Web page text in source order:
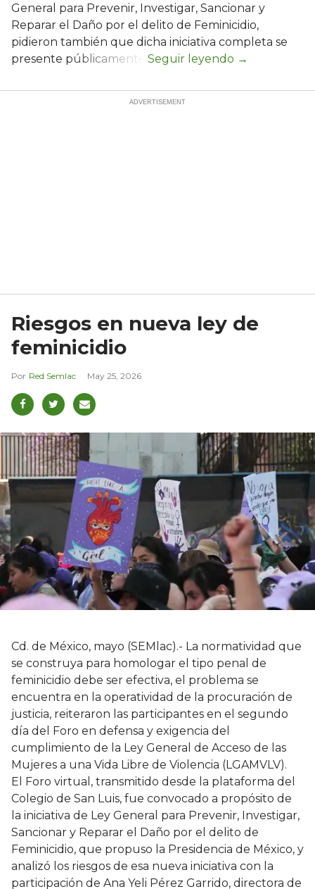
General para Prevenir, Investigar, Sancionar y
Reparar el Daño por el delito de Feminicidio,
pidieron también que dicha iniciativa completa se
presente públicamente.
Riesgos en nueva ley de
feminicidio
Red Semlac May 25, 2026
Cd. de México, mayo (SEMlac).- La normatividad que
se construya para homologar el tipo penal de
feminicidio debe ser efectiva, el problema se
encuentra en la operatividad de la procuración de
justicia, reiteraron las participantes en el segundo
día del Foro en defensa y exigencia del
cumplimiento de la Ley General de Acceso de las
Mujeres a una Vida Libre de Violencia (LGAMVLV).
El Foro virtual, transmitido desde la plataforma del
Colegio de San Luis, fue convocado a propósito de
la iniciativa de Ley General para Prevenir, Investigar,
Sancionar y Reparar el Daño por el delito de
Feminicidio, que propuso la Presidencia de México, y
analizó los riesgos de esa nueva iniciativa con la
participación de Ana Yeli Pérez Garrido, directora de